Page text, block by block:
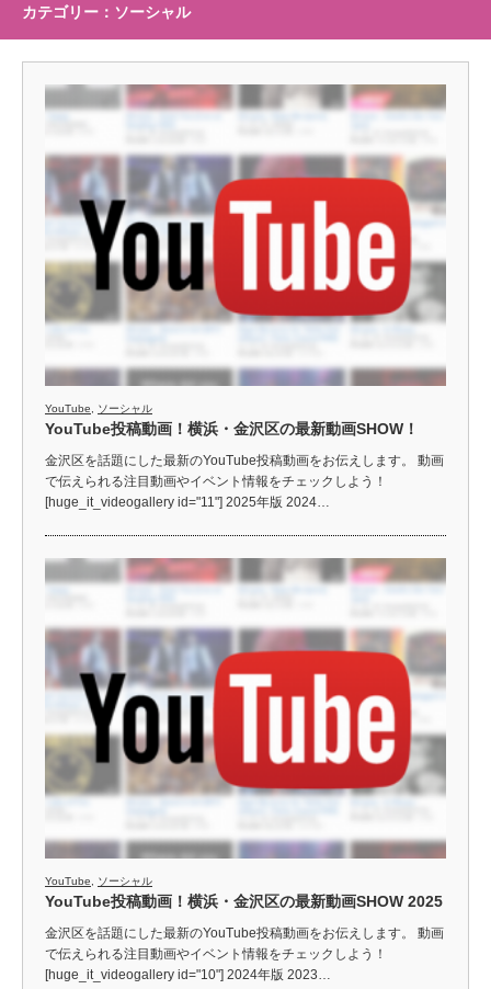
カテゴリー：ソーシャル
YouTube ソーシャル
YouTube投稿動画！横浜・金沢区の最新動画SHOW！
金沢区を話題にした最新のYouTube投稿動画をお伝えします。 動画
で伝えられる注目動画やイベント情報をチェックしよう！
[huge_it_videogallery id="11"] 2025年版 2024…
YouTube ソーシャル
YouTube投稿動画！横浜・金沢区の最新動画SHOW 2025
金沢区を話題にした最新のYouTube投稿動画をお伝えします。 動画
で伝えられる注目動画やイベント情報をチェックしよう！
[huge_it_videogallery id="10"] 2024年版 2023…